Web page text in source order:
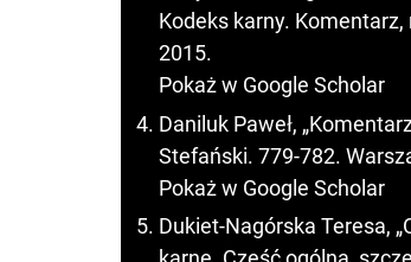
Kodeks karny.
2015.
Pokaż w Google Scholar
Daniluk Paweł,
Stefański. 779-782.
Pokaż w Google Scholar
Dukiet-Nagórska Teresa,